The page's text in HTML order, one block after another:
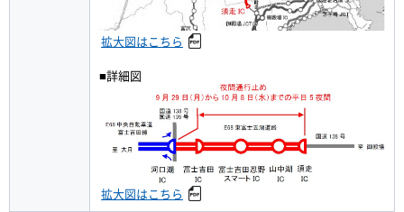
拡大図はこちら
■詳細図
拡大図はこちら